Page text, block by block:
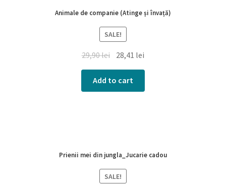
Animale de companie (Atinge și învață)
SALE!
29,90lei 28,41 lei
Add to cart
Prienii mei din jungla_Jucarie cadou
SALE!